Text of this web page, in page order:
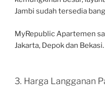
Jambi sudah tersedia
MyRepublic Apartemen
Jakarta, Depok dan Bekasi.
3. Harga Langganan